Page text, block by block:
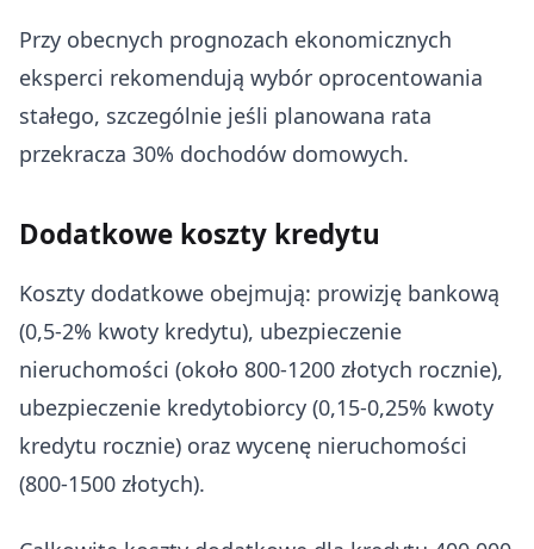
Przy obecnych prognozach ekonomicznych
eksperci rekomendują wybór oprocentowania
stałego, szczególnie jeśli planowana rata
przekracza 30% dochodów domowych.
Dodatkowe koszty kredytu
Koszty dodatkowe obejmują: prowizję bankową
(0,5-2% kwoty kredytu), ubezpieczenie
nieruchomości (około 800-1200 złotych rocznie),
ubezpieczenie kredytobiorcy (0,15-0,25% kwoty
kredytu rocznie) oraz wycenę nieruchomości
(800-1500 złotych).